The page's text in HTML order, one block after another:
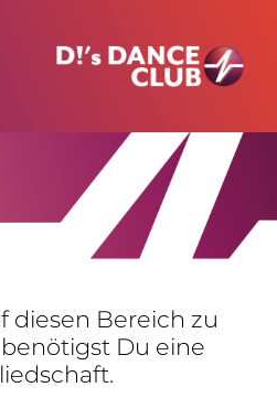
diesen Bereich zu
Du eine